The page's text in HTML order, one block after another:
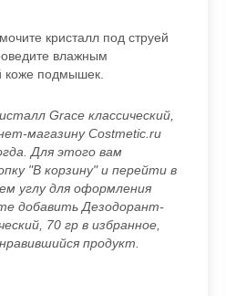
кристалл под струей
влажным
коже подмышек.
Grace классический,
магазину Costmetic.ru
Для этого вам
"В корзину" и перейти в
углу для оформления
добавить Дезодорант-
70 гр в избранное,
продукт.